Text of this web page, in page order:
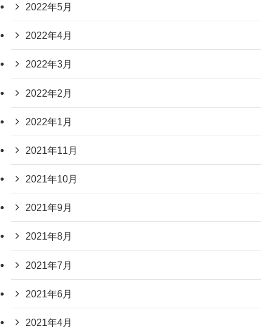
2022年5月
2022年4月
2022年3月
2022年2月
2022年1月
2021年11月
2021年10月
2021年9月
2021年8月
2021年7月
2021年6月
2021年4月